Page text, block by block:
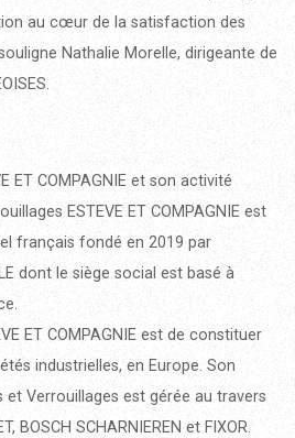
au cœur de la satisfaction des
Nathalie Morelle, dirigeante de
ET COMPAGNIE et son activité
ESTEVE ET COMPAGNIE est
français fondé en 2019 par
dont le siège social est basé à
ET COMPAGNIE est de constituer
industrielles, en Europe. Son
et Verrouillages est gérée au travers
BOSCH SCHARNIEREN et FIXOR.